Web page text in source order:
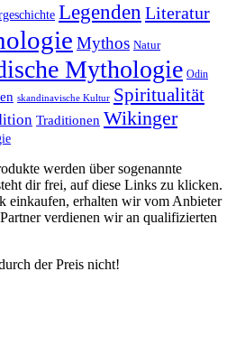
Legenden Literatur
Mythos Natur
Mythologie Odin
skandinavische Kultur Spiritualität
Traditionen Wikinger
werden über sogenannte
dir frei, auf diese Links zu klicken.
einkaufen, erhalten wir vom Anbieter
verdienen wir an qualifizierten
der Preis nicht!